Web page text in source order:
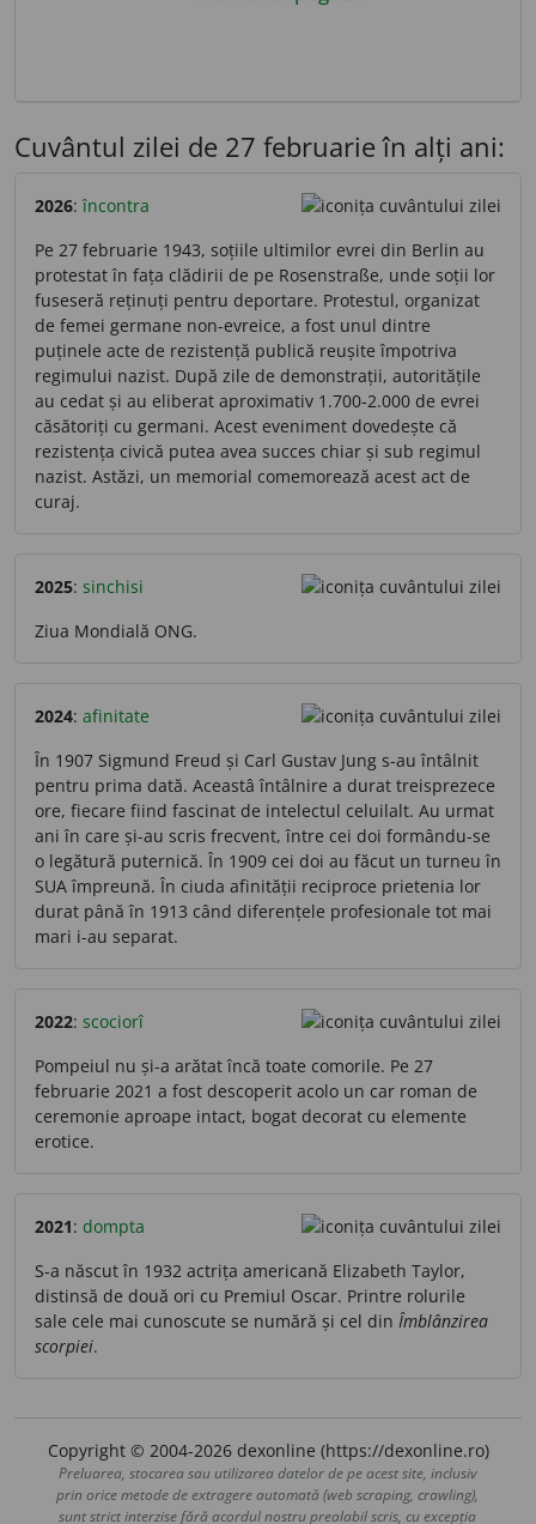
Cuvântul zilei de 27 februarie în alți ani:
2026:încontra
Pe 27 februarie 1943, soțiile ultimilor evrei din Berlin au
protestat în fața clădirii de pe Rosenstraße, unde soții lor
fuseseră reținuți pentru deportare. Protestul, organizat
de femei germane non-evreice, a fost unul dintre
puținele acte de rezistență publică reușite împotriva
regimului nazist. După zile de demonstrații, autoritățile
au cedat și au eliberat aproximativ 1.700-2.000 de evrei
căsătoriți cu germani. Acest eveniment dovedește că
rezistența civică putea avea succes chiar și sub regimul
nazist. Astăzi, un memorial comemorează acest act de
curaj.
2025: sinchisi
Ziua Mondială ONG.
2024: afinitate
În 1907 Sigmund Freud și Carl Gustav Jung s-au întâlnit
pentru prima dată. Aceastâ întâlnire a durat treisprezece
ore, fiecare fiind fascinat de intelectul celuilalt. Au urmat
ani în care și-au scris frecvent, între cei doi formându-se
o legătură puternică. În 1909 cei doi au făcut un turneu în
SUA împreună. În ciuda afinității reciproce prietenia lor
durat până în 1913 când diferențele profesionale tot mai
mari i-au separat.
2022: scociorî
Pompeiul nu și-a arătat încă toate comorile. Pe 27
februarie 2021 a fost descoperit acolo un car roman de
ceremonie aproape intact, bogat decorat cu elemente
erotice.
2021: dompta
S-a născut în 1932 actrița americană Elizabeth Taylor,
distinsă de două ori cu Premiul Oscar. Printre rolurile
sale cele mai cunoscute se numără și cel din Îmblânzirea
scorpiei.
Copyright © 2004-2026 dexonline (https://dexonline.ro)
Preluarea, stocarea sau utilizarea datelor de pe acest site, inclusiv
prin orice metode de extragere automată (web scraping, crawling),
sunt strict interzise fără acordul nostru prealabil scris, cu excepția